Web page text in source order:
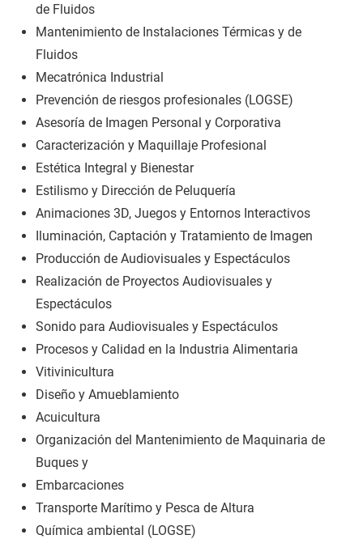
de Fluidos
Mantenimiento de Instalaciones Térmicas y de
Fluidos
Mecatrónica Industrial
Prevención de riesgos profesionales (LOGSE)
Asesoría de Imagen Personal y Corporativa
Caracterización y Maquillaje Profesional
Estética Integral y Bienestar
Estilismo y Dirección de Peluquería
Animaciones 3D, Juegos y Entornos Interactivos
Iluminación, Captación y Tratamiento de Imagen
Producción de Audiovisuales y Espectáculos
Realización de Proyectos Audiovisuales y
Espectáculos
Sonido para Audiovisuales y Espectáculos
Procesos y Calidad en la Industria Alimentaria
Vitivinicultura
Diseño y Amueblamiento
Acuicultura
Organización del Mantenimiento de Maquinaria de
Buques y
Embarcaciones
Transporte Marítimo y Pesca de Altura
Química ambiental (LOGSE)